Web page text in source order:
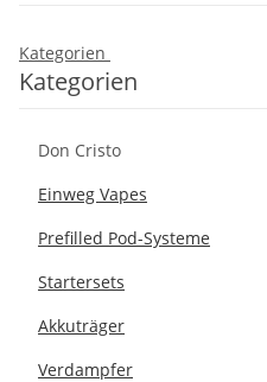
Kategorien
Kategorien
Don Cristo
Einweg Vapes
Prefilled Pod-Systeme
Startersets
Akkuträger
Verdampfer